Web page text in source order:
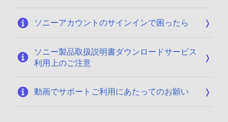
ソニーアカウントのサインインで困ったら
ソニー製品取扱説明書ダウンロードサービス
利用上のご注意
動画でサポートご利用にあたってのお願い